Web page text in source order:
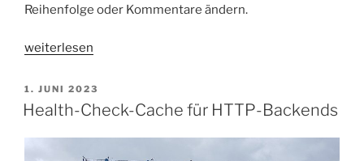
Reihenfolge oder Kommentare ändern.
„HAProxy-
strukturell
diffen“
weiterlesen
VERÖFFENTLICHT
AM
1. JUNI 2023
Health-Check-Cache für HTTP-Backends